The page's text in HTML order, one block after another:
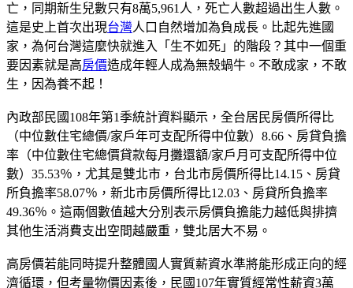
亡，同期新生兒數只有8萬5,961人，死亡人數超過出生人數。
這是史上首次出現台灣人口自然增加為負成長。比起先進國
家，為何台灣這麼快就進入「生不如死」的階段？其中一個重
要因素就是高房價造成年輕人成為無殼蝸牛。不敢成家，不敢
生，因為養不起！
內政部民國108年第1季統計資料顯示，全台居民房價所得比
（中位數住宅總價/家戶年可支配所得中位數）8.66、房貸負擔
率（中位數住宅總價貸款每月攤還額/家戶月可支配所得中位
數）35.53％，尤其是雙北市，台北市房價所得比14.15、房貸
所負擔率58.07％，新北市房價所得比12.03、房貸所負擔率
49.36％。這兩個數值越大分別表示房價負擔能力越低與排擠
其他生活消費支出空間越嚴重，雙北居大不易。
高房價若能同時提升整體國人實質薪資水準將能形成正向的經
濟循環，但考量物價因素後，民國107年實質經常性薪資3萬